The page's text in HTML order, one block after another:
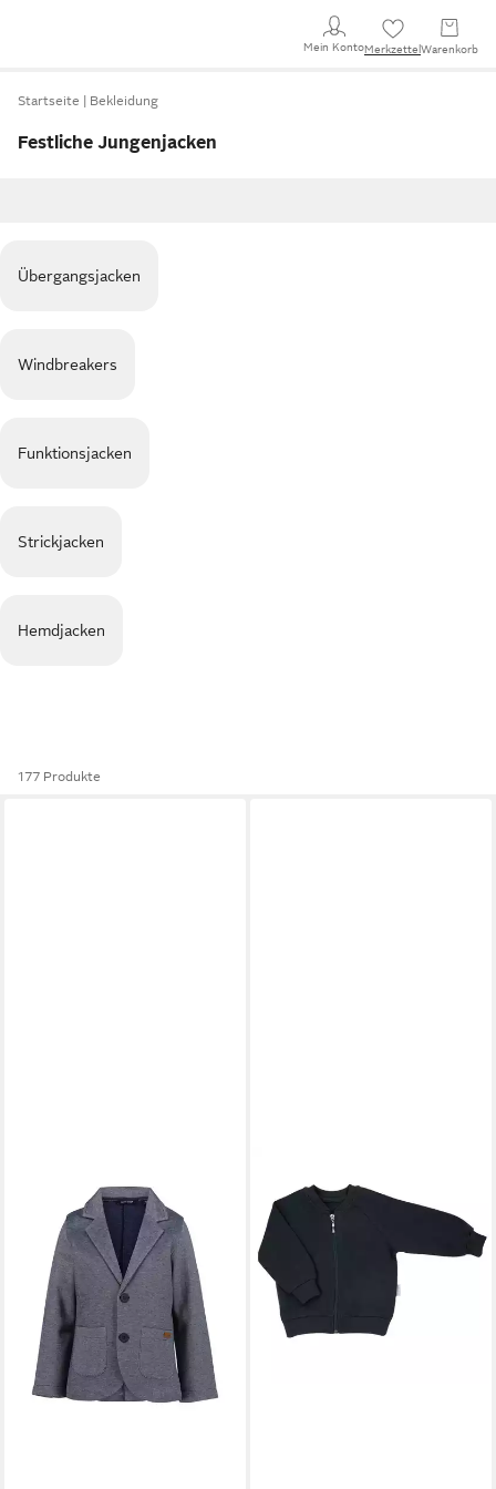
Mein KontoMerkzettel Warenkorb
Startseite Bekleidung
Festliche Jungenjacken
Übergangsjacken
Windbreakers
Funktionsjacken
Strickjacken
Hemdjacken
177 Produkte